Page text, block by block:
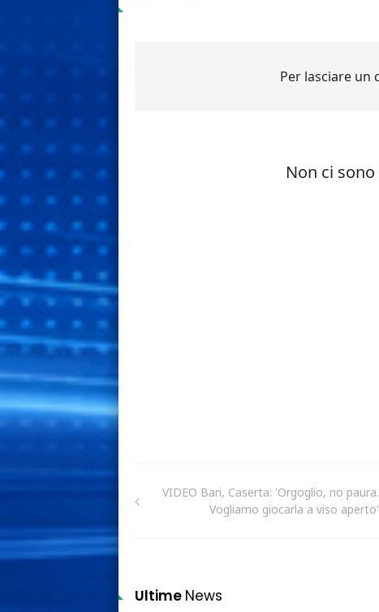
VIDEO Bari, Caserta: 'Orgoglio, no paura.
Vogliamo giocarla a viso aperto'
Ultime News